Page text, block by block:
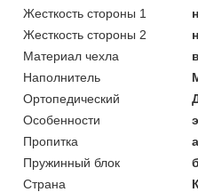
Жесткость стороны 1
Жесткость стороны 2
Материал чехла
Наполнитель
Ортопедический
Особенности
Пропитка
Пружинный блок
Страна